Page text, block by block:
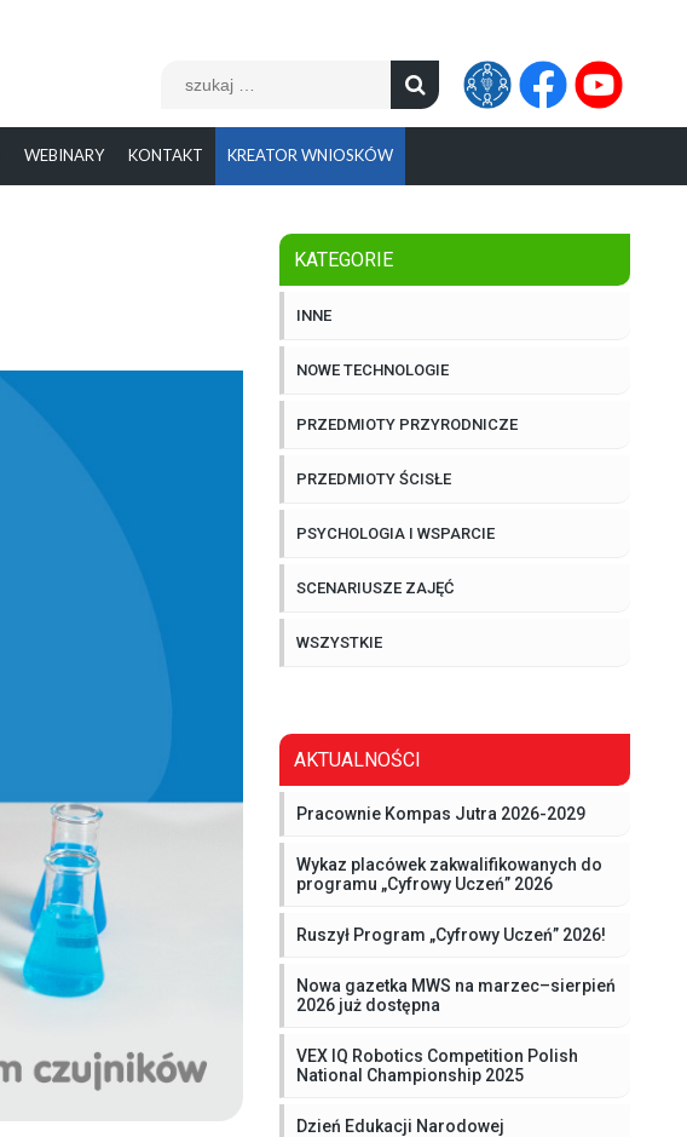
WEBINARY KONTAKT KREATOR WNIOSKÓW
Szukaj:
KATEGORIE
INNE
NOWE TECHNOLOGIE
PRZEDMIOTY PRZYRODNICZE
PRZEDMIOTY ŚCISŁE
PSYCHOLOGIA I WSPARCIE
SCENARIUSZE ZAJĘĆ
WSZYSTKIE
AKTUALNOŚCI
Pracownie Kompas Jutra 2026-2029
Wykaz placówek zakwalifikowanych do
programu „Cyfrowy Uczeń” 2026
Ruszył Program „Cyfrowy Uczeń” 2026!
Nowa gazetka MWS na marzec–sierpień
2026 już dostępna
VEX IQ Robotics Competition Polish
National Championship 2025
Dzień Edukacji Narodowej